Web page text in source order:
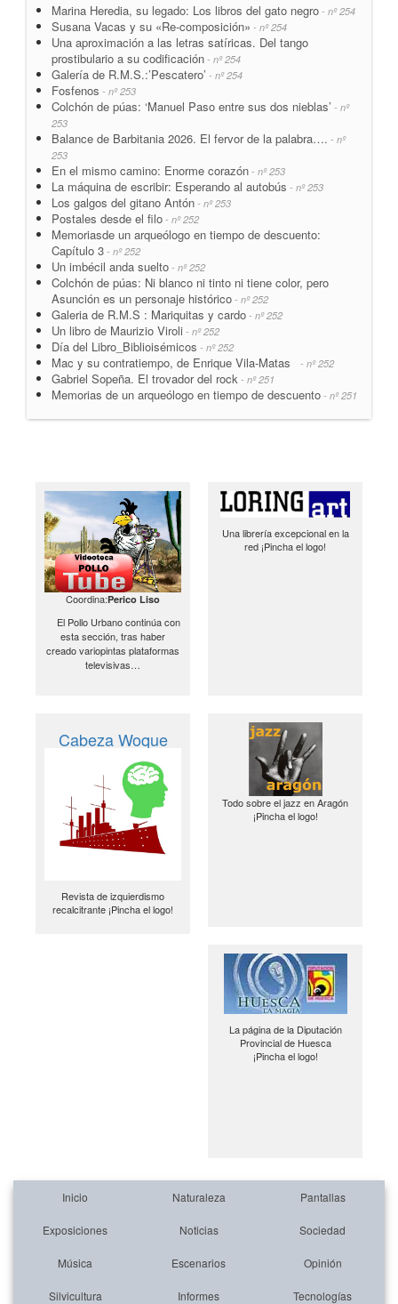
Marina Heredia, su legado: Los libros del gato negro - nº 254
Susana Vacas y su «Re-composición» - nº 254
Una aproximación a las letras satíricas. Del tango
prostibulario a su codificación - nº 254
Galería de R.M.S.:’Pescatero’ - nº 254
Fosfenos - nº 253
Colchón de púas: ‘Manuel Paso entre sus dos nieblas’ - nº
253
Balance de Barbitania 2026. El fervor de la palabra…. - nº
253
En el mismo camino: Enorme corazón - nº 253
La máquina de escribir: Esperando al autobús - nº 253
Los galgos del gitano Antón - nº 253
Postales desde el filo - nº 252
Memoriasde un arqueólogo en tiempo de descuento:
Capítulo 3 - nº 252
Un imbécil anda suelto - nº 252
Colchón de púas: Ni blanco ni tinto ni tiene color, pero
Asunción es un personaje histórico - nº 252
Galeria de R.M.S : Mariquitas y cardo - nº 252
Un libro de Maurizio Viroli - nº 252
Día del Libro_Biblioisémicos - nº 252
Mac y su contratiempo, de Enrique Vila-Matas - nº 252
Gabriel Sopeña. El trovador del rock - nº 251
Memorias de un arqueólogo en tiempo de descuento - nº 251
Coordina:Perico Liso
El Pollo Urbano continúa con
esta sección, tras haber
creado variopintas plataformas
televisivas…
Una librería excepcional en la
red ¡Pincha el logo!
Cabeza Woque
Revista de izquierdismo
recalcitrante ¡Pincha el logo!
Todo sobre el jazz en Aragón
¡Pincha el logo!
La página de la Diputación
Provincial de Huesca
¡Pincha el logo!
Inicio Naturaleza Pantallas
Exposiciones Noticias Sociedad
Música Escenarios Opinión
Silvicultura Informes Tecnologías